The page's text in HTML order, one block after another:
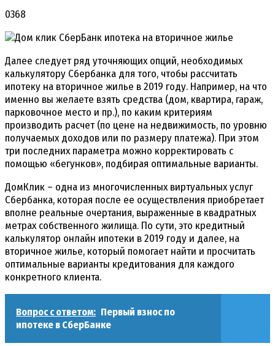
0368
Далее следует ряд уточняющих опций, необходимых
калькулятору Сбербанка для того, чтобы рассчитать
ипотеку на вторичное жилье в 2019 году. Например, на что
именно вы желаете взять средства (дом, квартира, гараж,
парковочное место и пр.), по каким критериям
производить расчет (по цене на недвижимость, по уровню
получаемых доходов или по размеру платежа). При этом
три последних параметра можно корректировать с
помощью «бегунков», подбирая оптимальные варианты.
ДомКлик – одна из многочисленных виртуальных услуг
Сбербанка, которая после ее осуществления приобретает
вполне реальные очертания, выраженные в квадратных
метрах собственного жилища. По сути, это кредитный
калькулятор онлайн ипотеки в 2019 году и далее, на
вторичное жилье, который помогает найти и просчитать
оптимальные варианты кредитования для каждого
конкретного клиента.
Вопрос с ответом: Первый взнос по
ипотеке в СберБанке